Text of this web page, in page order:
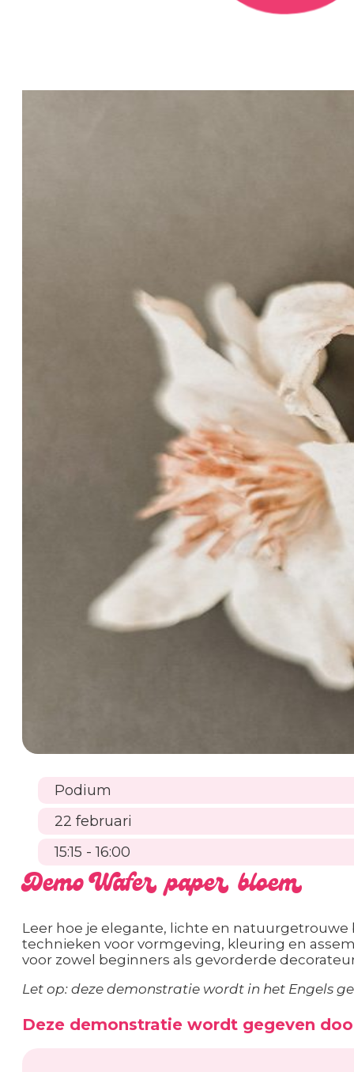
Podium
22 februari
15:15 - 16:00
Demo Wafer paper bloem
Leer hoe je elegante, lichte en
technieken voor vormgeving, kleuring en
voor zowel beginners als gevorderde
Let op: deze demonstratie wordt in het Engels
Deze demonstratie wordt gegeven